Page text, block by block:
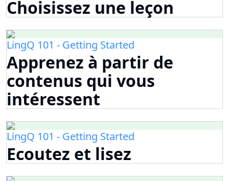
Choisissez une leçon
LingQ 101 - Getting Started
Apprenez à partir de
contenus qui vous
intéressent
LingQ 101 - Getting Started
Ecoutez et lisez